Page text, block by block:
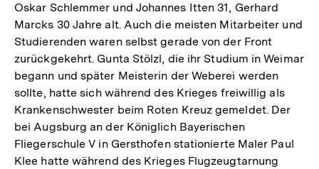
Oskar Schlemmer und Johannes Itten 31, Gerhard
Marcks 30 Jahre alt. Auch die meisten Mitarbeiter und
Studierenden waren selbst gerade von der Front
zurückgekehrt. Gunta Stölzl, die ihr Studium in Weimar
begann und später Meisterin der Weberei werden
sollte, hatte sich während des Krieges freiwillig als
Krankenschwester beim Roten Kreuz gemeldet. Der
bei Augsburg an der Königlich Bayerischen
Fliegerschule V in Gersthofen stationierte Maler Paul
Klee hatte während des Krieges Flugzeugtarnung